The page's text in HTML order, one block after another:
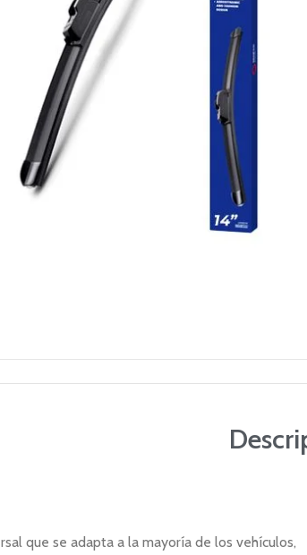
que se adapta a la mayoría de los vehículos,